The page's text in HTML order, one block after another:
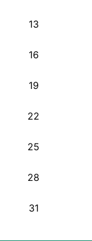
13
16
19
22
25
28
31